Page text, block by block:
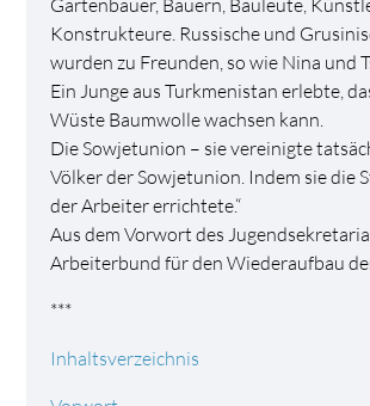
Gartenbauer, Bauern, Bauleute,
Konstrukteure. Russische und
wurden zu Freunden, so wie Nina und
Ein Junge aus Turkmenistan erlebte,
Wüste Baumwolle wachsen kann.
Die Sowjetunion – sie vereinigte
Völker der Sowjetunion. Indem sie die
der Arbeiter errichtete.“
Aus dem Vorwort des
Arbeiterbund für den Wiederaufbau
***
Inhaltsverzeichnis